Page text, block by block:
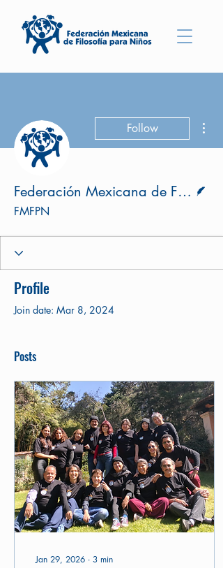
Follow
Federación Mexicana de Filosofía para Niños
FMFPN
Profile
Join date: Mar 8, 2024
Posts
Jan 29, 2026 ∙ 3 min